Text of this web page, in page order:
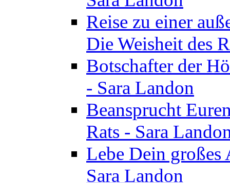
Reise zu einer
Die Weisheit des
Botschafter der
- Sara Landon
Beansprucht
Rats - Sara
Lebe Dein großes
Sara Landon